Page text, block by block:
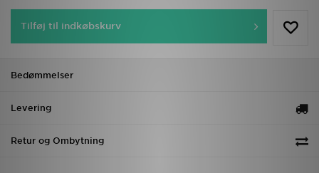
Tilføj til indkøbskurv
Bedømmelser
Levering
Retur og Ombytning